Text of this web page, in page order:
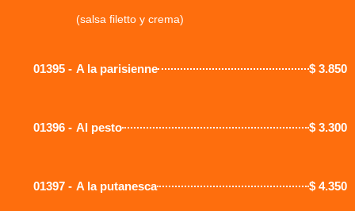
(salsa filetto y crema)
01395 - A la parisienne $3.850
01396 - Al pesto $3.300
01397 - A la putanesca $4.350